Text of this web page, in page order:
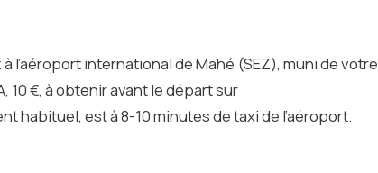
international de Mahé (SEZ), muni de votre
€, à obtenir avant le départ sur
habituel, est à 8-10 minutes de taxi de l’aéroport.